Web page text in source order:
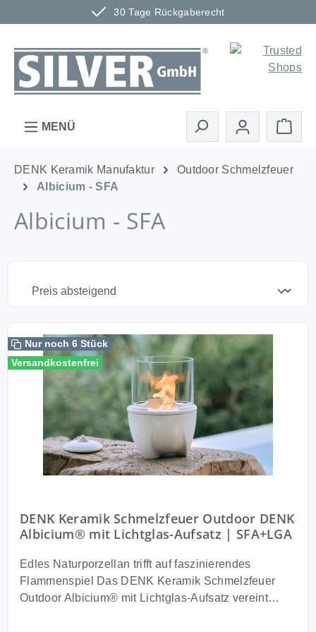
30 Tage Rückgaberecht
Zum Hauptinhalt springen
MENÜ
DENK Keramik Manufaktur
Outdoor Schmelzfeuer
Albicium - SFA
Albicium - SFA
Nur noch 6 Stück
Versandkostenfrei
DENK Keramik Schmelzfeuer Outdoor DENK
Albicium® mit Lichtglas-Aufsatz | SFA+LGA
Edles Naturporzellan trifft auf faszinierendes
Flammenspiel Das DENK Keramik Schmelzfeuer
Outdoor Albicium® mit Lichtglas-Aufsatz vereint